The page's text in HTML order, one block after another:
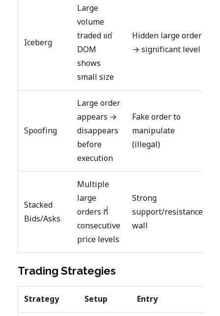
Iceberg
Large
volume
traded แต่
DOM
shows
small size
Hidden large order
→ significant level
Spoofing
Large order
appears →
disappears
before
execution
Fake order to
manipulate
(illegal)
Stacked
Bids/Asks
Multiple
large
orders ที่
consecutive
price levels
Strong
support/resistance
wall
Trading Strategies
Strategy Setup Entry